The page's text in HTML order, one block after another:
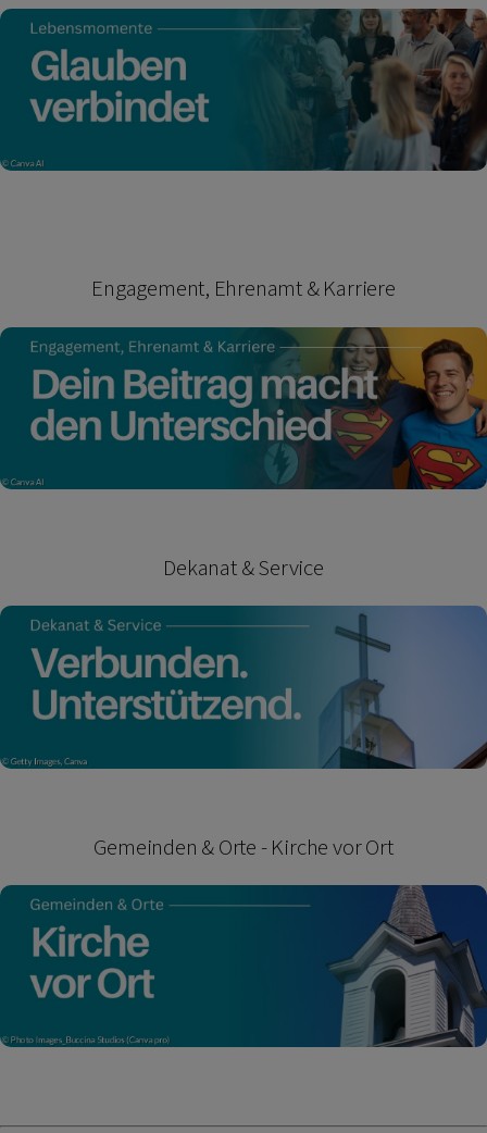
Engagement, Ehrenamt & Karriere
Dekanat & Service
Gemeinden & Orte - Kirche vor Ort